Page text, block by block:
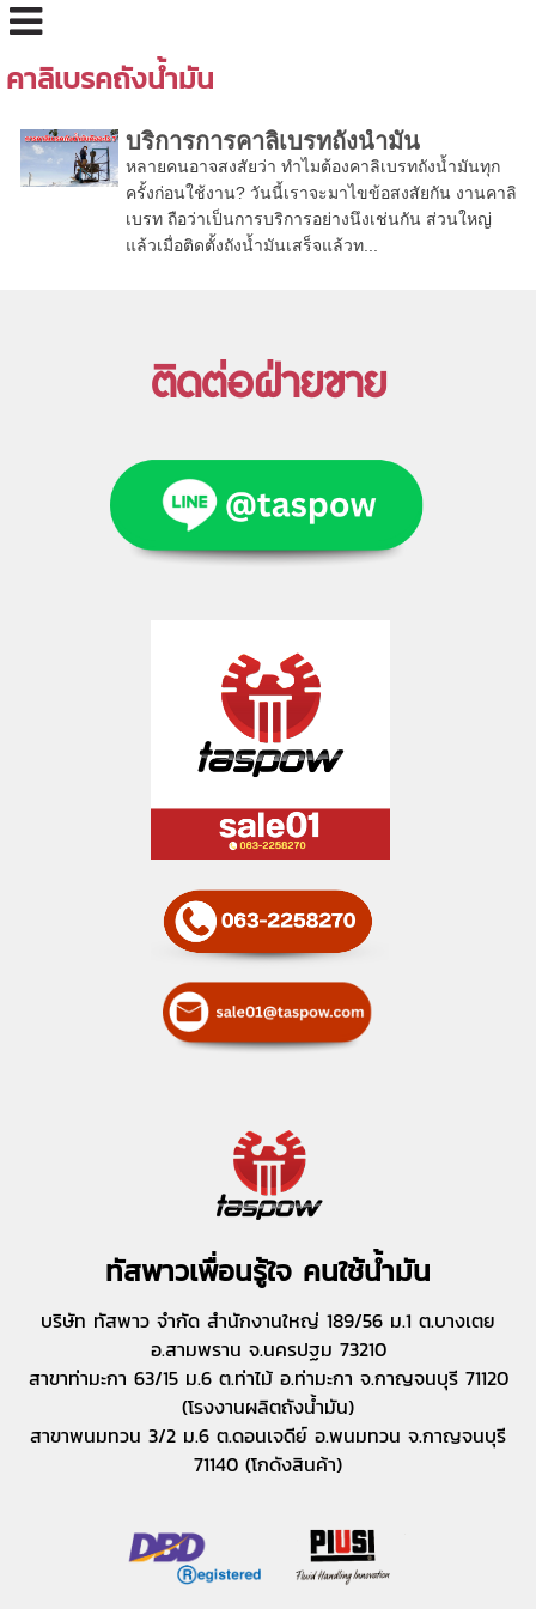
คาลิเบรคถังน้ำมัน
บริการการคาลิเบรทถังน้ำมัน
หลายคนอาจสงสัยว่า ทำไมต้องคาลิเบรทถังน้ำมันทุก
ครั้งก่อนใช้งาน? วันนี้เราจะมาไขข้อสงสัยกัน งานคาลิ
เบรท ถือว่าเป็นการบริการอย่างนึงเช่นกัน ส่วนใหญ่
แล้วเมื่อติดตั้งถังน้ำมันเสร็จแล้วท...
ติดต่อฝ่ายขาย
ทัสพาวเพื่อนรู้ใจ คนใช้น้ำมัน
บริษัท ทัสพาว จำกัด สำนักงานใหญ่ 189/56 ม.1 ต.บางเตย
อ.สามพราน จ.นครปฐม 73210
สาขาท่ามะกา 63/15 ม.6 ต.ท่าไม้ อ.ท่ามะกา จ.กาญจนบุรี 71120
(โรงงานผลิตถังน้ำมัน)
สาขาพนมทวน 3/2 ม.6 ต.ดอนเจดีย์ อ.พนมทวน จ.กาญจนบุรี
71140 (โกดังสินค้า)